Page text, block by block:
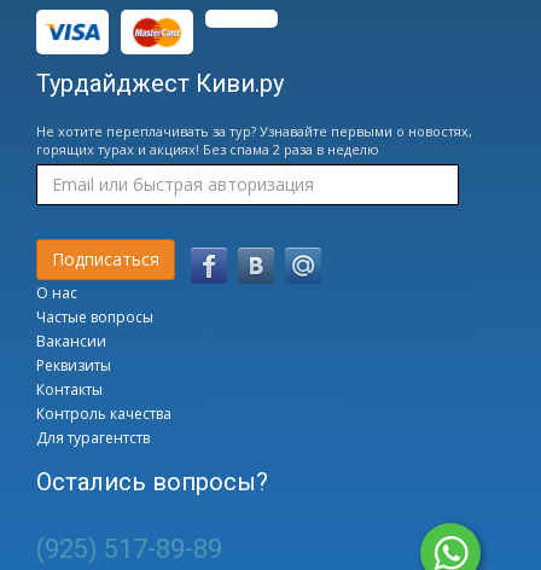
Турдайджест Киви.ру
Не хотите переплачивать за тур? Узнавайте первыми о новостях,
горящих турах и акциях! Без спама 2 раза в неделю
О нас
Частые вопросы
Вакансии
Реквизиты
Контакты
Контроль качества
Для турагентств
Остались вопросы?
(925) 517-89-89